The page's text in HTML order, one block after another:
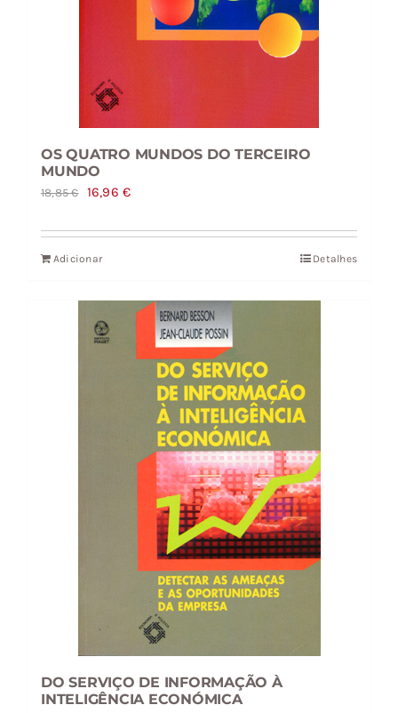
OS QUATRO MUNDOS DO TERCEIRO
MUNDO
18,85€
O
original
era:
16,96€O
atual
Adicionar Detalhes
DO SERVIÇO DE INFORMAÇÃO À
INTELIGÊNCIA ECONÓMICA